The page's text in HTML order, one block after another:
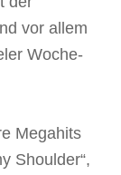
vor allem
Woche-
Megahits
Shoulder“,